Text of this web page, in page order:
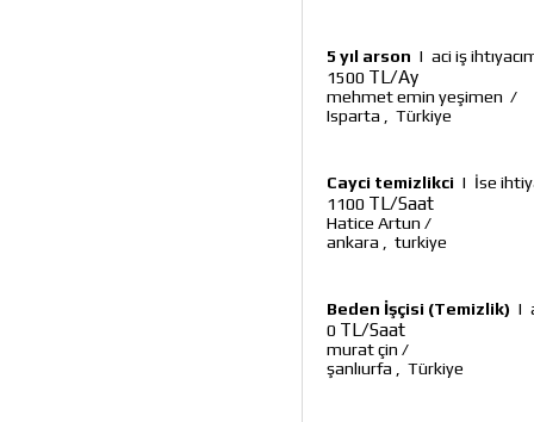
5 yıl arson | aci iş
1500 TL/Ay
mehmet emin yeşimen /
Isparta
Türkiye
Cayci temizlikci | İse
1100 TL/Saat
Hatice Artun /
ankara
turkiye
Beden İşçisi (Temizlik) |
0 TL/Saat
murat çin /
şanlıurfa
Türkiye